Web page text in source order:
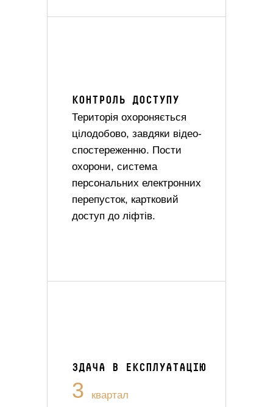
КОНТРОЛЬ ДОСТУПУ
Територія охороняється
цілодобово, завдяки відео-
спостереженню. Пости
охорони, система
персональних електронних
перепусток, картковий
доступ до ліфтів.
ЗДАЧА В ЕКСПЛУАТАЦІЮ
3 квартал